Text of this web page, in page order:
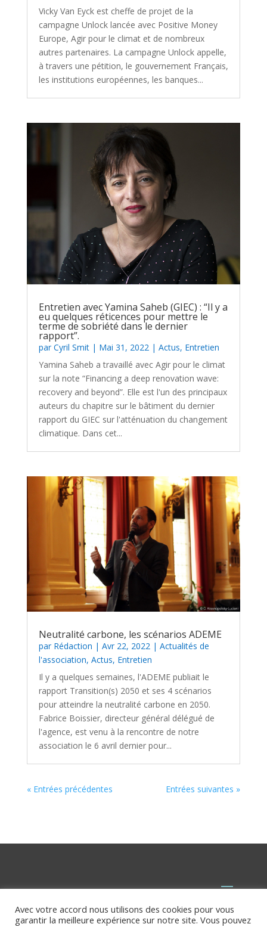
Vicky Van Eyck est cheffe de projet de la
campagne Unlock lancée avec Positive Money
Europe, Agir pour le climat et de nombreux
autres partenaires. La campagne Unlock appelle,
à travers une pétition, le gouvernement Français,
les institutions européennes, les banques...
Entretien avec Yamina Saheb (GIEC) : “Il y a
eu quelques réticences pour mettre le
terme de sobriété dans le dernier
rapport”.
par Cyril Smit| Mai 31, 2022| Actus, Entretien
Yamina Saheb a travaillé avec Agir pour le climat
sur la note “Financing a deep renovation wave:
recovery and beyond”. Elle est l'un des principaux
auteurs du chapitre sur le bâtiment du dernier
rapport du GIEC sur l'atténuation du changement
climatique. Dans cet...
Neutralité carbone, les scénarios ADEME
par Rédaction | Avr 22, 2022| Actualités de
l'association, Actus, Entretien
Il y a quelques semaines, l'ADEME publiait le
rapport Transition(s) 2050 et ses 4 scénarios
pour atteindre la neutralité carbone en 2050.
Fabrice Boissier, directeur général délégué de
l'agence, est venu à la rencontre de notre
association le 6 avril dernier pour...
« Entrées précédentes Entrées suivantes »
Avec votre accord nous utilisons des cookies pour vous
garantir la meilleure expérience sur notre site. Vous pouvez